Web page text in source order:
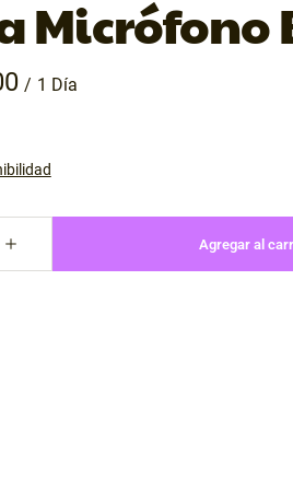
Micrófono
/